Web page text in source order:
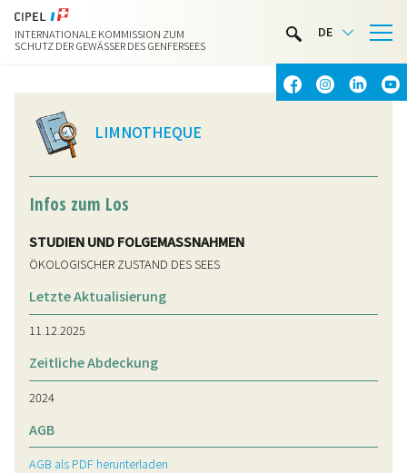
INTERNATIONALE KOMMISSION ZUM
SCHUTZ DER GEWÄSSER DES GENFERSEES
DE
LIMNOTHEK
WASSERAKTIVITÄTEN
LIMNOTHEQUE
Infos zum Los
STUDIEN UND FOLGEMASSNAHMEN
ÖKOLOGISCHER ZUSTAND DES SEES
Letzte Aktualisierung
11.12.2025
Zeitliche Abdeckung
2024
AGB
AGB als PDF herunterladen